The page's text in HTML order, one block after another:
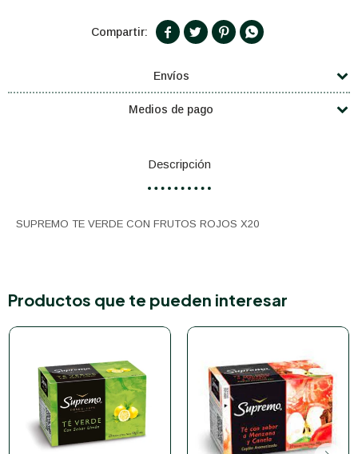
   
Envíos
Medios de pago
Descripción
SUPREMO TE VERDE CON FRUTOS ROJOS X20
Productos que te pueden interesar